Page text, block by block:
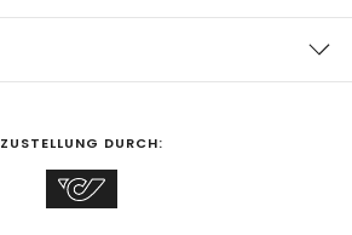
ZUSTELLUNG DURCH: